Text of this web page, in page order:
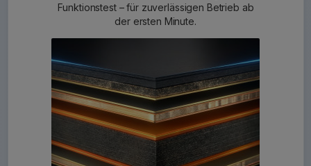
Funktionstest – für zuverlässigen Betrieb ab
der ersten Minute.